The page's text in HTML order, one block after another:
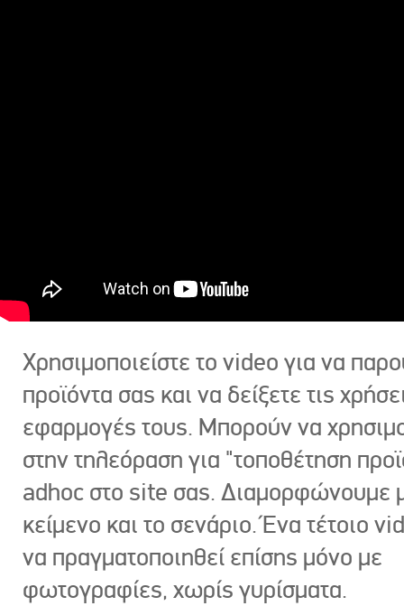
Χρησιμοποιείστε το video για να
προϊόντα σας και να δείξετε τις
εφαρμογές τους. Μπορούν να
στην τηλεόραση για "τοποθέτηση
adhoc στο site σας. Διαμορφώνουμε
κείμενο και το σενάριο. Ένα τέτοιο
να πραγματοποιηθεί επίσης μόνο με
φωτογραφίες, χωρίς γυρίσματα.